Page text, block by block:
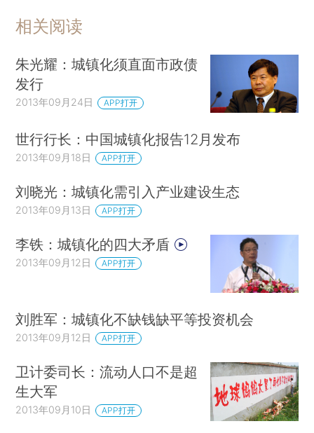
相关阅读
朱光耀：城镇化须直面市政债
发行
2013年09月24日 APP打开
世行行长：中国城镇化报告12月发布
2013年09月18日 APP打开
刘晓光：城镇化需引入产业建设生态
2013年09月13日 APP打开
李铁：城镇化的四大矛盾
2013年09月12日 APP打开
刘胜军：城镇化不缺钱缺平等投资机会
2013年09月12日 APP打开
卫计委司长：流动人口不是超
生大军
2013年09月10日 APP打开